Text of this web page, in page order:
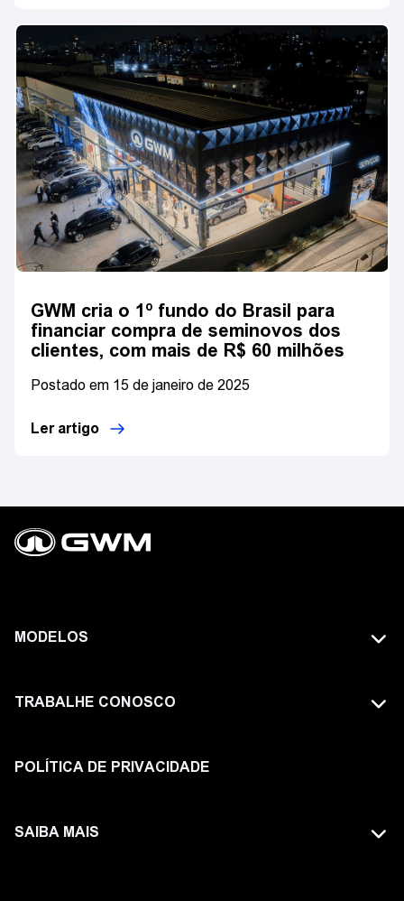
GWM cria o 1º fundo do Brasil para
financiar compra de seminovos dos
clientes, com mais de R$ 60 milhões
Postado em 15 de janeiro de 2025
Ler artigo
MODELOS
HAVAL
POER
TRABALHE CONOSCO
POLÍTICA DE PRIVACIDADE
SAIBA MAIS